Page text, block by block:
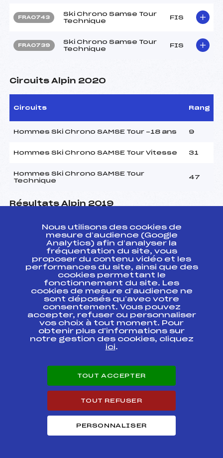
FRA0743
Ski Chrono Samse Tour
Technique
FIS
FRA0739
Ski Chrono Samse Tour
Technique
FIS
Circuits Alpin 2020
Circuits Rang
Hommes Ski Chrono SAMSE Tour -18 ans 9
Hommes Ski Chrono SAMSE Tour Vitesse 31
Hommes Ski Chrono SAMSE Tour
Technique
47
Résultats Alpin 2019
Course Cat.
FRA1287 FIS CITADINE HOMME FIS
FRA1288 FIS CITADINE HOMME FIS
FRA1279
GRAND PRIX
INTERNATIONAL FIS
COURCHEVEL
FIS
Ski Chrono Samse Tour
Technique et U18
GP International Citadin
Garçon slalom
FRA1273 FIS
Championnat de France
Nous utilisons des cookies de
mesure d’audience (Google
Analytics) afin d’analyser la
fréquentation du site, vous
proposer du contenu vidéo et les
performances du site, ainsi que des
cookies permettant le
fonctionnement du site. Les
cookies de mesure d’audience ne
sont déposés qu’avec votre
consentement. Vous pouvez
accepter, refuser ou personnaliser
vos choix à tout moment. Pour
obtenir plus d'informations sur
notre gestion des cookies, cliquez
ici.
TOUT ACCEPTER
TOUT REFUSER
PERSONNALISER